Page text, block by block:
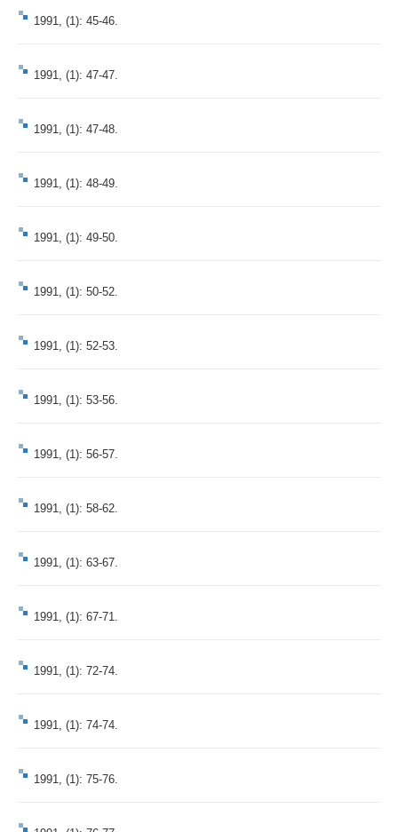
1991, (1): 45-46.
1991, (1): 47-47.
1991, (1): 47-48.
1991, (1): 48-49.
1991, (1): 49-50.
1991, (1): 50-52.
1991, (1): 52-53.
1991, (1): 53-56.
1991, (1): 56-57.
1991, (1): 58-62.
1991, (1): 63-67.
1991, (1): 67-71.
1991, (1): 72-74.
1991, (1): 74-74.
1991, (1): 75-76.